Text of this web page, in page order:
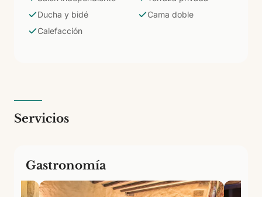
estar sin salir de la habitación.
Ducha y bidé
Cama doble
Calefacción
Servicios
Gastronomía